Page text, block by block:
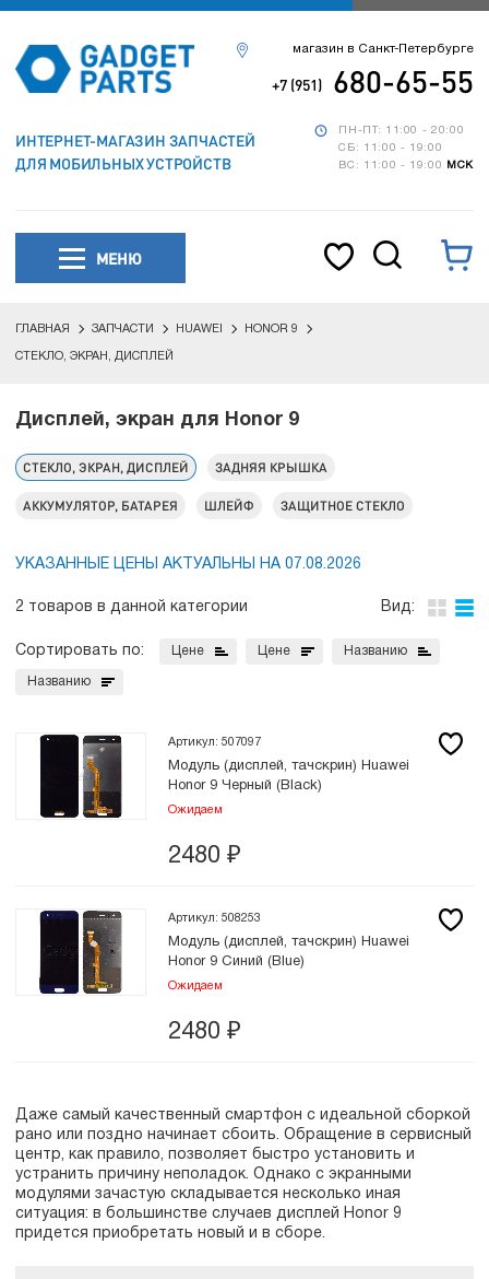
ИНТЕРНЕТ-МАГАЗИН ЗАПЧАСТЕЙ
ДЛЯ МОБИЛЬНЫХ УСТРОЙСТВ
ПН-ПТ: 11:00 - 20:00
СБ: 11:00 - 19:00
ВС: 11:00 - 19:00
МСК
магазин в Санкт-Петербурге
+7 (951) 680-65-55
МЕНЮ
ГЛАВНАЯ ЗАПЧАСТИ HUAWEI HONOR 9
СТЕКЛО, ЭКРАН, ДИСПЛЕЙ
Дисплей, экран для Honor 9
СТЕКЛО, ЭКРАН, ДИСПЛЕЙ ЗАДНЯЯ КРЫШКА
АККУМУЛЯТОР, БАТАРЕЯ ШЛЕЙФ ЗАЩИТНОЕ СТЕКЛО
УКАЗАННЫЕ ЦЕНЫ АКТУАЛЬНЫ НА 07.08.2026
2 товаров в данной категории Вид:
Сортировать по: Цене Цене Названию
Названию
Артикул: 507097
Модуль (дисплей, тачскрин) Huawei
Honor 9 Черный (Black)
Ожидаем
2480 ₽
Артикул: 508253
Модуль (дисплей, тачскрин) Huawei
Honor 9 Синий (Blue)
Ожидаем
2480 ₽
Даже самый качественный смартфон с идеальной сборкой
рано или поздно начинает сбоить. Обращение в сервисный
центр, как правило, позволяет быстро установить и
устранить причину неполадок. Однако с экранными
модулями зачастую складывается несколько иная
ситуация: в большинстве случаев дисплей Honor 9
придется приобретать новый и в сборе.